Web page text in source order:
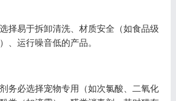
择易于拆卸清洗、材质安全（如食品级
、运行噪音低的产品。
务必选择宠物专用（如次氯酸、二氧化